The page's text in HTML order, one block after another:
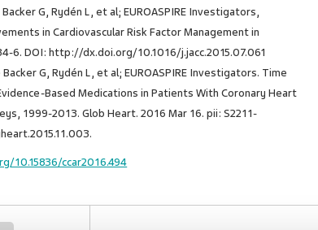
G, Rydén L, et al; EUROASPIRE Investigators,
in Cardiovascular Risk Factor Management in
6. DOI: http://dx.doi.org/10.1016/j.jacc.2015.07.061
G, Rydén L, et al; EUROASPIRE Investigators. Time
Based Medications in Patients With Coronary Heart
1999-2013. Glob Heart. 2016 Mar 16. pii: S2211-
10.15836/ccar2016.494